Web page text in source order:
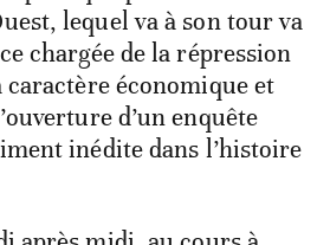
lequel va à son tour va
chargée de la répression
économique et
d’un enquête
inédite dans l’histoire